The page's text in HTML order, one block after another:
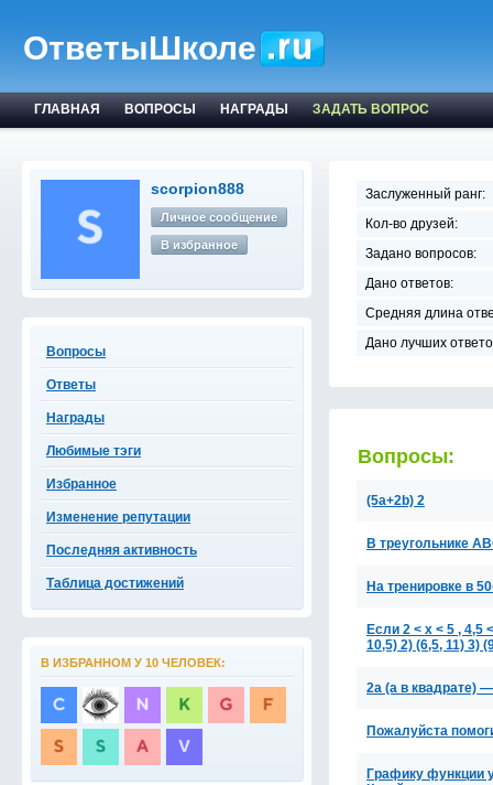
ОтветыШколе
ГЛАВНАЯ ВОПРОСЫ НАГРАДЫ ЗАДАТЬ ВОПРОС
scorpion888
Личное сообщение
В избранное
Вопросы
Ответы
Награды
Любимые тэги
Избранное
Изменение репутации
Последняя активность
Таблица достижений
В ИЗБРАННОМ У 10 ЧЕЛОВЕК:
Заслуженный ранг:
Кол-во друзей:
Задано вопросов:
Дано ответов:
Средняя длина
Дано лучших
Вопросы:
(5a+2b) 2
В треугольнике
На тренировке в
Если 2 < x < 5 , 4,5
10,5) 2) (6,5, 11) 3)
2a (а в квадрате)
Пожалуйста
Графику функции